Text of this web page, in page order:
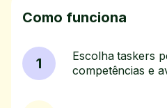
Como funciona
1
Escolha taskers
competências e